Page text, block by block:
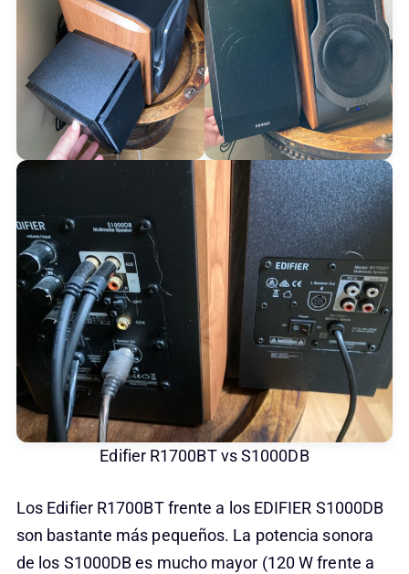
Edifier R1700BT vs S1000DB
Los Edifier R1700BT frente a los EDIFIER S1000DB
son bastante más pequeños. La potencia sonora
de los S1000DB es mucho mayor (120 W frente a